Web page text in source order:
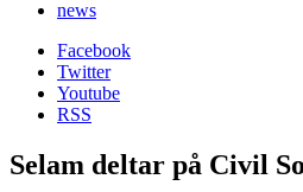
news
Facebook
Twitter
Youtube
RSS
Selam deltar på Civil